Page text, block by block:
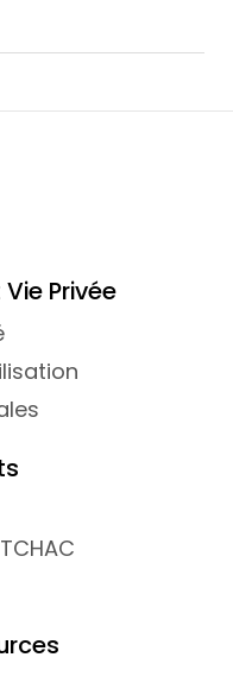
Privée